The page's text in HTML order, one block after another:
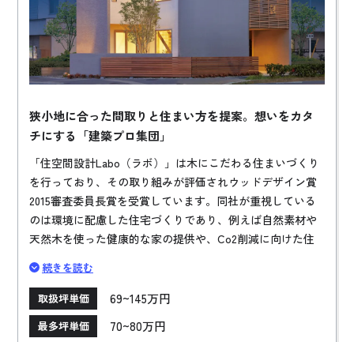
狭小地に合った間取りと住まい方を提案。想いをカタ
チにする「建築プロ集団」
「住空間設計Labo（ラボ）」は木にこだわる住まいづくり
を行っており、その取り組みが評価されウッドデザイン賞
2015審査委員長賞を受賞しています。同社が重視している
のは環境に配慮した住宅づくりであり、例えば自然素材や
天然木を使った健康的な家の提供や、Co2削減に向けた住
専属の技術者が、設計・積算・施工管理、アフター対応に
至るまで１人で対応する方式をとっており、お客様の想い
を大切にコストパフォーマンスを考慮した性能と品質管理
に徹底的に取り組んでいます。
続きを読む
取扱坪単価 69~145万円
最多坪単価 70~80万円